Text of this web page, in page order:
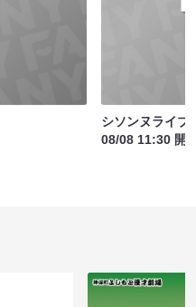
シソンヌライ
08/08 11:30 開